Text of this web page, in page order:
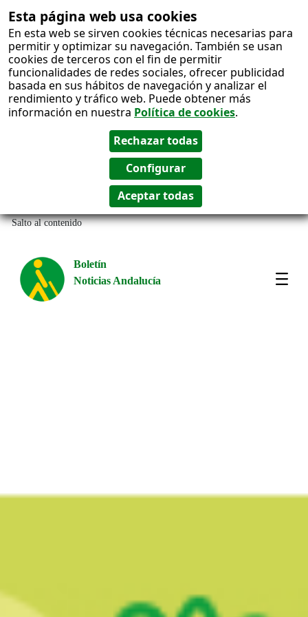
Esta página web usa cookies
En esta web se sirven cookies técnicas necesarias para
permitir y optimizar su navegación. También se usan
cookies de terceros con el fin de permitir
funcionalidades de redes sociales, ofrecer publicidad
basada en sus hábitos de navegación y analizar el
rendimiento y tráfico web. Puede obtener más
información en nuestra Política de cookies.
Salto al contenido
Boletín
Noticias Andalucía